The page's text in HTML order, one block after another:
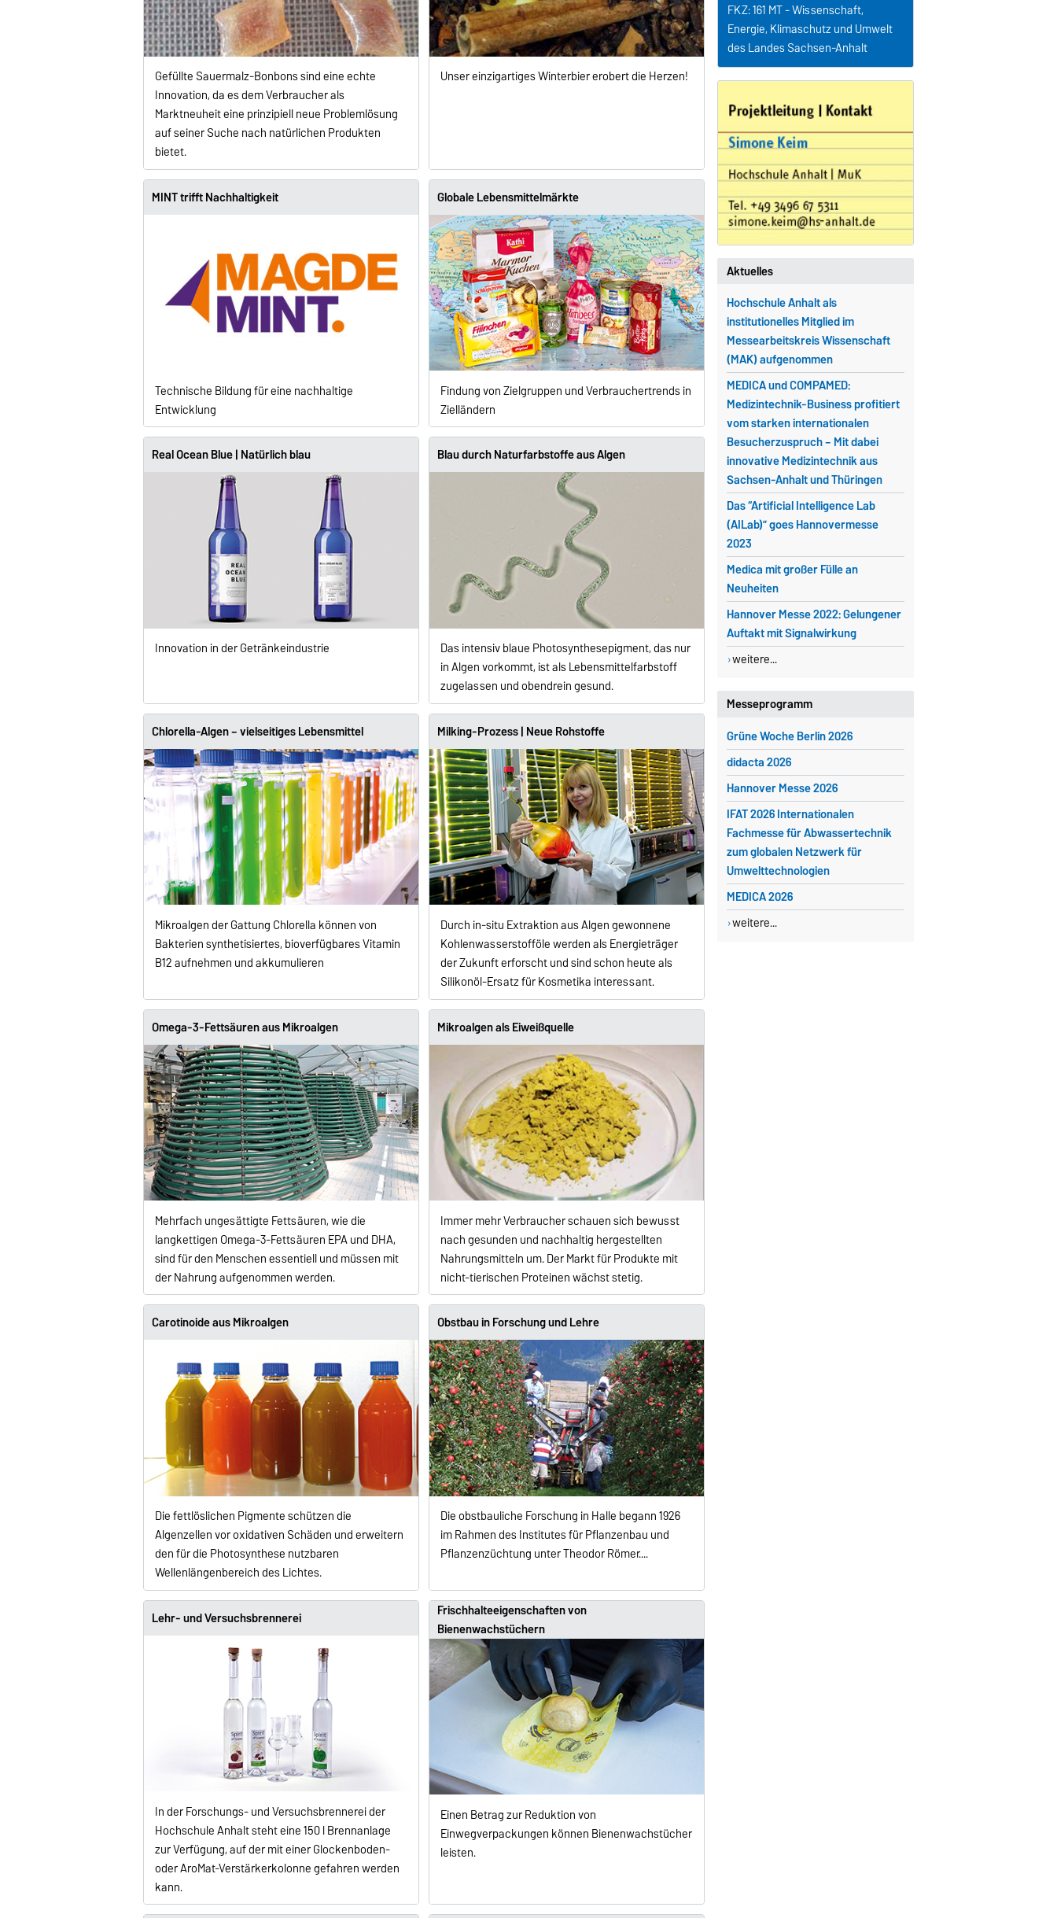
Gefüllte Sauermalz-Bonbons sind eine echte
Innovation, da es dem Verbraucher als
Marktneuheit eine prinzipiell neue Problemlösung
auf seiner Suche nach natürlichen Produkten
bietet.
Unser einzigartiges Winterbier erobert die Herzen!
MINT trifft Nachhaltigkeit
Technische Bildung für eine nachhaltige
Entwicklung
Globale Lebensmittelmärkte
Findung von Zielgruppen und Verbrauchertrends in
Zielländern
Real Ocean Blue | Natürlich blau
Innovation in der Getränke­industrie
Blau durch Naturfarbstoffe aus Algen
Das intensiv blaue Photosynthesepigment, das nur
in Algen vorkommt, ist als Lebensmittelfarbstoff
zuge­lassen und obendrein gesund.
Chlorella-Algen – vielseitiges Lebensmittel
Mikroalgen der Gattung Chlorella können von
Bakterien synthetisiertes, bioverfügbares Vitamin
B12 aufnehmen und akkumulieren
Milking-Prozess | Neue Rohstoffe
Durch in-situ Extraktion aus Algen gewonnene
Kohlenwasserstofföle werden als Energieträger
der Zukunft erforscht und sind schon heute als
Silikonöl-Ersatz für Kosmetika interessant.
Omega-3-Fettsäuren aus Mikro­algen
Mehrfach ungesättigte Fettsäuren, wie die
langkettigen Omega-3-Fettsäuren EPA und DHA,
sind für den Menschen essentiell und müssen mit
der Nahrung aufgenommen werden.
Mikroalgen als Eiweißquelle
Immer mehr Verbraucher schauen sich bewusst
nach gesunden und nachhaltig hergestellten
Nahrungs­mitteln um. Der Markt für Produkte mit
nicht-tierischen Proteinen wächst stetig.
Carotinoide aus Mikroalgen
Die fettlöslichen Pigmente schützen die
Algenzellen vor oxidativen Schäden und erweitern
den für die Photosynthese nutzbaren
Wellenlängenbereich des Lichtes.
Obstbau in Forschung und Lehre
Die obstbauliche Forschung in Halle begann 1926
im Rahmen des Institutes für Pflanzenbau und
Pflanzenzüchtung unter Theodor Römer....
Lehr- und Versuchsbrennerei
In der Forschungs- und Versuchsbrennerei der
Hochschule Anhalt steht eine 150 l Brennanlage
zur Verfügung, auf der mit einer Glockenboden-
oder AroMat-Verstärkerkolonne gefahren werden
kann.
Frischhalteeigenschaften von
Bienenwachstüchern
Einen Betrag zur Reduktion von
Einwegverpackungen können Bienenwachstücher
leisten.
Aktuelles
Hochschule Anhalt als
institutionelles Mitglied im
Messearbeitskreis Wissenschaft
(MAK) aufgenommen
MEDICA und COMPAMED:
Medizintechnik-Business profitiert
vom starken internationalen
Besucherzuspruch – Mit dabei
innovative Medizintechnik aus
Sachsen-Anhalt und Thüringen
Das “Artificial Intelligence Lab
(AILab)” goes Hannovermesse
2023
Medica mit großer Fülle an
Neuheiten
Hannover Messe 2022: Gelungener
Auftakt mit Signalwirkung
weitere...
Messeprogramm
Grüne Woche Berlin 2026
didacta 2026
Hannover Messe 2026
IFAT 2026 Internationalen
Fachmesse für Abwassertechnik
zum globalen Netzwerk für
Umwelttechnologien
MEDICA 2026
weitere...
FKZ: 161 MT - Wissenschaft,
Energie, Klimaschutz und Umwelt
des Landes Sachsen-Anhalt